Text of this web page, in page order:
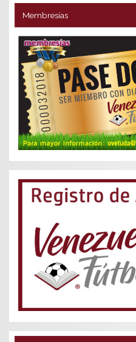
Membresías